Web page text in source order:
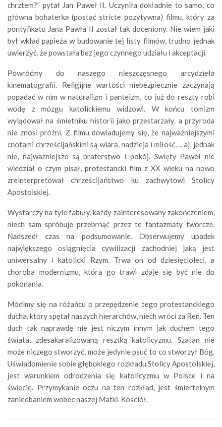
chrztem?” pytał Jan Paweł II. Uczyniła dokładnie to samo, co
główna bohaterka (postać stricte pozytywna) filmu, który za
pontyfikatu Jana Pawła II został tak doceniony. Nie wiem jaki
był wkład papieża w budowanie tej listy filmów, trudno jednak
uwierzyć, że powstała bez jego czynnego udziału i akceptacji.
Powróćmy do naszego nieszczęsnego arcydzieła
kinematografii. Religijne wartości niebezpiecznie zaczynają
popadać w nim w naturalizm i panteizm, co już do reszty robi
wodę z mózgu katolickiemu widzowi. W końcu tomizm
wylądował na śmietniku historii jako przestarzały, a przyroda
nie znosi próżni. Z filmu dowiadujemy się, że najważniejszymi
cnotami chrześcijańskimi są wiara, nadzieja i miłość…. aj, jednak
nie, najważniejsze są braterstwo i pokój. Święty Paweł nie
wiedział o czym pisał, protestancki film z XX wieku na nowo
zreinterpretował chrześcijaństwo ku zachwytowi Stolicy
Apostolskiej.
Wystarczy na tyle fabuły, każdy zainteresowany zakończeniem,
niech sam spróbuje przebrnąć przez te fantazmaty twórcze.
Nadszedł czas na podsumowanie. Obserwujemy upadek
największego osiągnięcia cywilizacji zachodniej jaką jest
uniwersalny i katolicki Rzym. Trwa on od dziesięcioleci, a
choroba modernizmu, która go trawi zdaje się być nie do
pokonania.
Módlmy się na różańcu o przepędzenie tego protestanckiego
ducha, który spętał naszych hierarchów, niech wróci za Ren. Ten
duch tak naprawdę nie jest niczym innym jak duchem tego
świata, zdesakaralizowaną resztką katolicyzmu. Szatan nie
może niczego stworzyć, może jedynie psuć to co stworzył Bóg.
Uświadomienie sobie głębokiego rozkładu Stolicy Apostolskiej,
jest warunkiem odrodzenia się katolicyzmu w Polsce i na
świecie. Przymykanie oczu na ten rozkład, jest śmiertelnym
zaniedbaniem wobec naszej Matki-Kościół.